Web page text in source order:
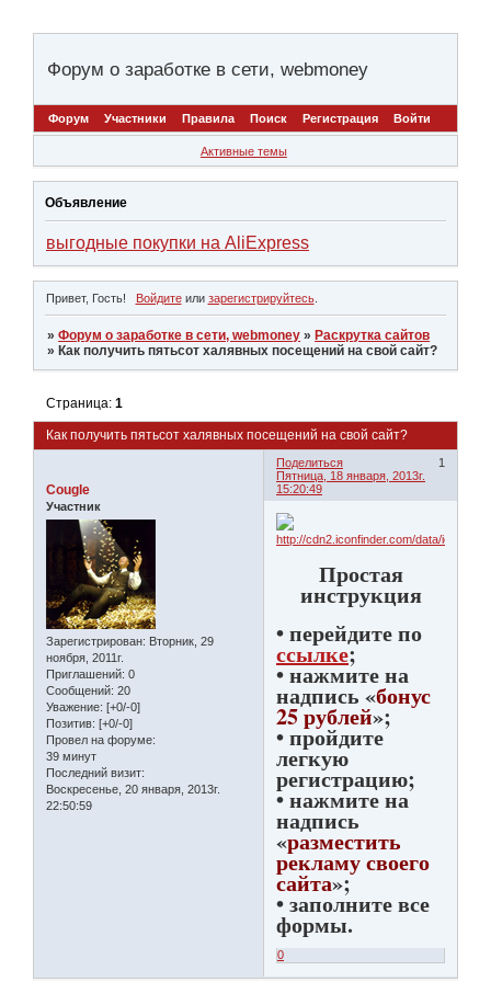
Форум о заработке в сети, webmoney
Форум Участники Правила Поиск Регистрация Войти
Активные темы
Объявление
выгодные покупки на AliExpress
Привет, Гость! Войдитеили зарегистрируйтесь.
»Форум о заработке в сети, webmoney » Раскрутка сайтов
» Как получить пятьсот халявных посещений на свой сайт?
Как получить пятьсот халявных посещений на свой сайт?
Страница:1
Поделиться
1
Пятница, 18 января, 2013г.
15:20:49
Cougle
Участник
Зарегистрирован: Вторник, 29
ноября, 2011г.
Приглашений: 0
Сообщений: 20
Уважение: [+0/-0]
Позитив: [+0/-0]
Провел на форуме:
39 минут
Последний визит:
Воскресенье, 20 января, 2013г.
22:50:59
Простая
инструкция
• перейдите по
ссылке;
• нажмите на
надпись «бонус
25 рублей»;
• пройдите
легкую
регистрацию;
• нажмите на
надпись
«разместить
рекламу своего
сайта»;
• заполните все
формы.
0